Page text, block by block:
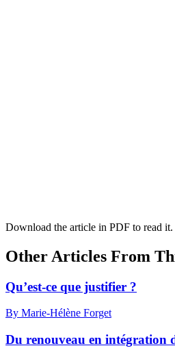
Download the article in PDF to read it.
Other Articles From
Qu’est-ce que justifier ?
By Marie-Hélène Forget
Du renouveau en intégration